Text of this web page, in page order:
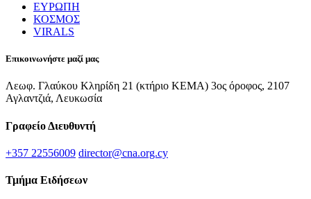
ΕΥΡΩΠΗ
ΚΟΣΜΟΣ
VIRALS
Επικοινωνήστε μαζί μας
Λεωφ. Γλαύκου Κληρίδη 21 (κτήριο ΚΕΜΑ) 3ος όροφος, 2107
Αγλαντζιά, Λευκωσία
Γραφείο Διευθυντή
+357 22556009 director@cna.org.cy
Τμήμα Ειδήσεων